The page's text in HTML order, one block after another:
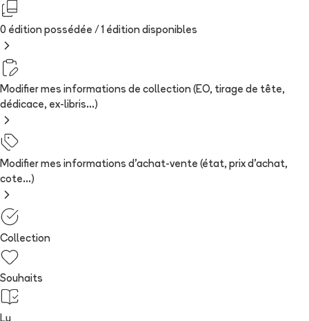
0 édition possédée / 1 édition disponibles
Modifier mes informations de collection (EO, tirage de tête,
dédicace, ex-libris...)
Modifier mes informations d'achat-vente (état, prix d'achat,
cote...)
Collection
Souhaits